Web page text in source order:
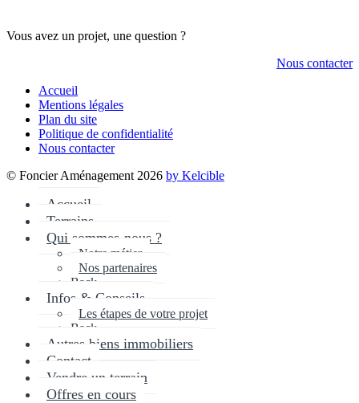
Vous avez un projet, une question ?
Nous contacter
Accueil
Mentions légales
Plan du site
Politique de confidentialité
Nous contacter
© Foncier Aménagement 2026 by Kelcible
Accueil
Terrains
Qui sommes-nous ?
Notre métier
Nos partenaires
Back
Infos & Conseils
Les étapes de votre projet
Back
Autres biens immobiliers
Contact
Vendre un terrain
Offres en cours